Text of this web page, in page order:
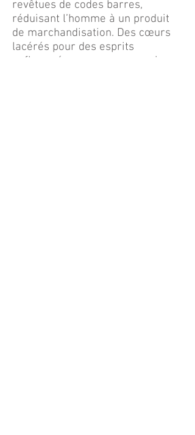
revêtues de codes barres,
réduisant l’homme à un produit
de marchandisation. Des cœurs
lacérés pour des esprits
enflammés, vers une ascension